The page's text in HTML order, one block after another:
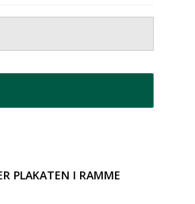
PLAKATEN I RAMME